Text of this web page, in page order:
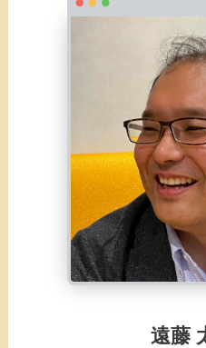
遠藤